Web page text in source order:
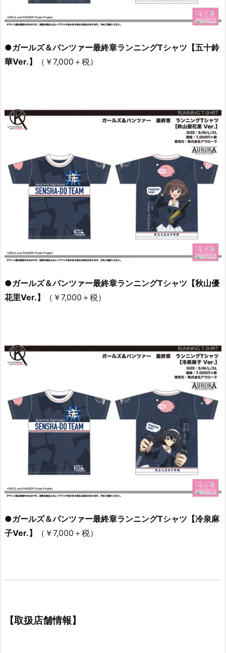
●ガールズ＆パンツァー最終章ランニングTシャツ【五十鈴
華Ver.】
（￥7,000＋税）
●ガールズ＆パンツァー最終章ランニングTシャツ【秋山優
花里Ver.】
（￥7,000＋税）
●ガールズ＆パンツァー最終章ランニングTシャツ【冷泉麻
子Ver.】
（￥7,000＋税）
【取扱店舗情報】